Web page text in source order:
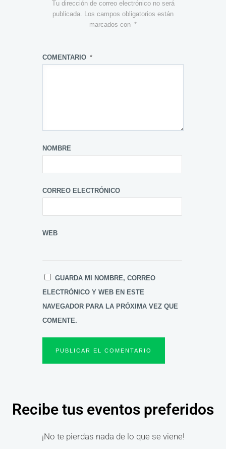
Tu dirección de correo electrónico no será
publicada. Los campos obligatorios están
marcados con *
COMENTARIO *
NOMBRE
CORREO ELECTRÓNICO
WEB
GUARDA MI NOMBRE, CORREO
ELECTRÓNICO Y WEB EN ESTE
NAVEGADOR PARA LA PRÓXIMA VEZ QUE
COMENTE.
Recibe tus eventos preferidos
¡No te pierdas nada de lo que se viene!